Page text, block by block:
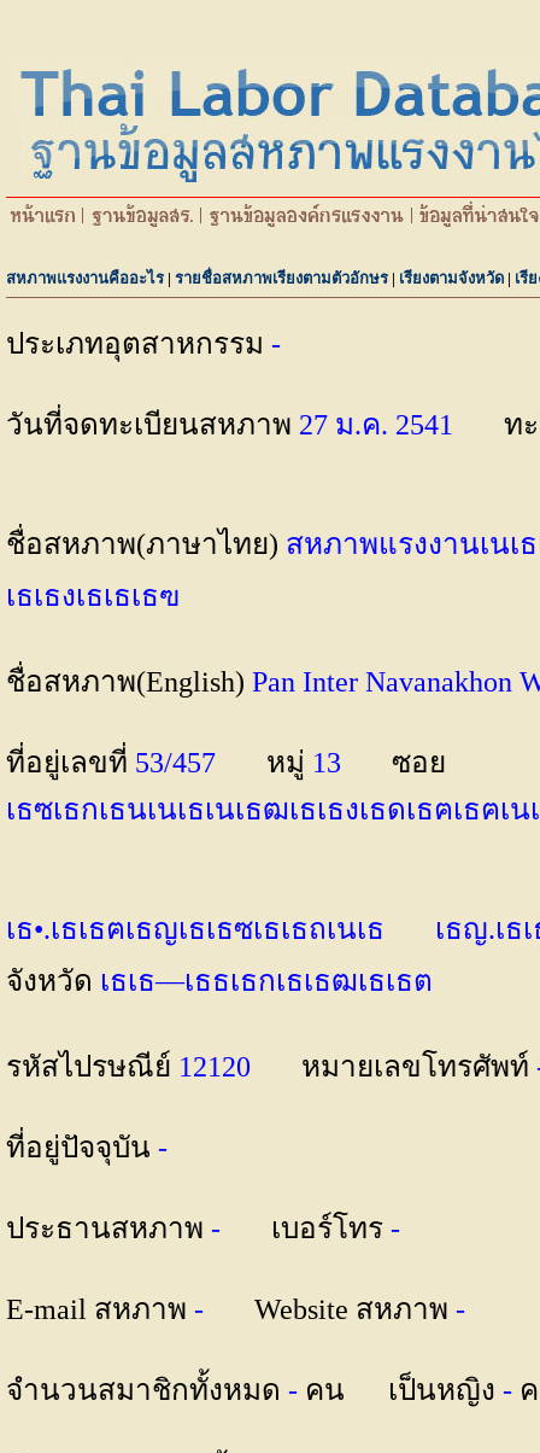
สหภาพแรงงานคืออะไร | รายชื่อสหภาพเรียงตามตัวอักษร | เรียงตามจังหวัด | เรี
ประเภทอุตสาหกรรม -
วันที่จดทะเบียนสหภาพ 27 ม.ค. 2541 ท
ชื่อสหภาพ(ภาษาไทย) สหภาพแรงงานเนเธ
เธเธงเธเธเธฃ
ชื่อสหภาพ(English) Pan Inter
ที่อยู่เลขที่ 53/457 หมู่ 13
ซอย
เธซเธกเธนเนเธเนเธฒเธเธงเธดเธฅเธฅเ
เธ•.เธเธฅเธญเธเธซเธเธถเนเธ
เธญ.เธ
จังหวัด เธเธ—เธธเธกเธเธฒเธเธต
รหัสไปรษณีย์ 12120 หมายเลขโทรศัพท์
ที่อยู่ปัจจุบัน -
ประธานสหภาพ - เบอร์โทร -
E-mail สหภาพ - Website สหภาพ -
จำนวนสมาชิกทั้งหมด - คน เป็นหญิง -